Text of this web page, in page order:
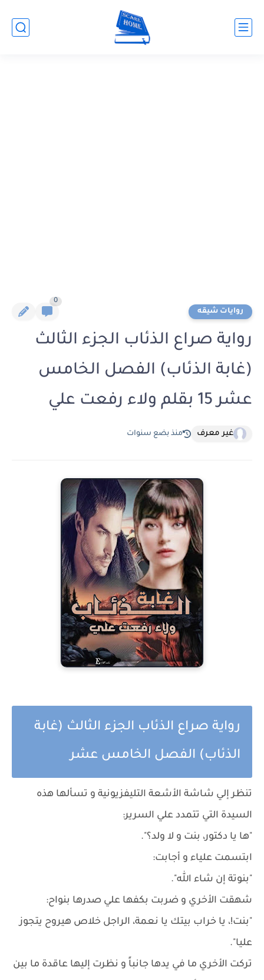
روايات شيقه
0
رواية صراع الذئاب الجزء الثالث
(غابة الذئاب) الفصل الخامس
عشر 15 بقلم ولاء رفعت علي
غير معرف منذ بضع سنوات
رواية صراع الذئاب الجزء الثالث (غابة
الذئاب) الفصل الخامس عشر
تنظر إلي شاشة الأشعة التليفزيونية و تسألها هذه
السيدة التي تتمدد علي السرير:
"ها يا دكتور، بنت و لا ولد؟".
ابتسمت علياء و أجابت:
"بنوتة إن شاء الله".
شهقت الأخري و ضربت بكفها علي صدرها بنواح:
"بنت!، يا خراب بيتك يا نعمة، الراجل خلاص هيروح يتجوز
عليا".
تركت الأخري ما في يدها جانباً و نظرت إليها عاقدة ما بين